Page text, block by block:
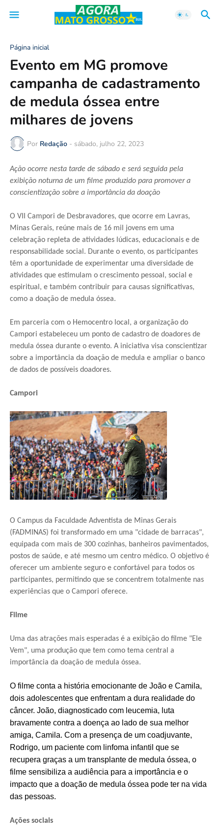
Página inicial
Evento em MG promove
campanha de cadastramento
de medula óssea entre
milhares de jovens
Por Redação - sábado, julho 22, 2023
Ação ocorre nesta tarde de sábado e será seguida pela
exibição noturna de um filme produzido para promover a
conscientização sobre a importância da doação
O VII Campori de Desbravadores, que ocorre em Lavras,
Minas Gerais, reúne mais de 16 mil jovens em uma
celebração repleta de atividades lúdicas, educacionais e de
responsabilidade social. Durante o evento, os participantes
têm a oportunidade de experimentar uma diversidade de
atividades que estimulam o crescimento pessoal, social e
espiritual, e também contribuir para causas significativas,
como a doação de medula óssea.
Em parceria com o Hemocentro local, a organização do
Campori estabeleceu um ponto de cadastro de doadores de
medula óssea durante o evento. A iniciativa visa conscientizar
sobre a importância da doação de medula e ampliar o banco
de dados de possíveis doadores.
Campori
O Campus da Faculdade Adventista de Minas Gerais
(FADMINAS) foi transformado em uma "cidade de barracas",
equipada com mais de 300 cozinhas, banheiros pavimentados,
postos de saúde, e até mesmo um centro médico. O objetivo é
oferecer um ambiente seguro e confortável para todos os
participantes, permitindo que se concentrem totalmente nas
experiências que o Campori oferece.
Filme
Uma das atrações mais esperadas é a exibição do filme "Ele
Vem", uma produção que tem como tema central a
importância da doação de medula óssea.
O filme conta a história emocionante de João e Camila,
dois adolescentes que enfrentam a dura realidade do
câncer. João, diagnosticado com leucemia, luta
bravamente contra a doença ao lado de sua melhor
amiga, Camila. Com a presença de um coadjuvante,
Rodrigo, um paciente com linfoma infantil que se
recupera graças a um transplante de medula óssea, o
filme sensibiliza a audiência para a importância e o
impacto que a doação de medula óssea pode ter na vida
das pessoas.
Ações sociais